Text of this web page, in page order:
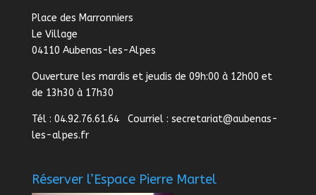
Place des Marronniers
Le Village
04110 Aubenas-les-Alpes
Ouverture les mardis et jeudis de 09h:00 à 12h00 et
de 13h30 à 17h30
Tél : 04.92.76.61.64 Courriel : secretariat@aubenas-
les-alpes.fr
Réserver l’Espace Pierre Martel